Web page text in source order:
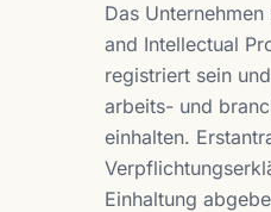
Das
and Intellectual
registriert sein
arbeits- und
einhalten.
Einhaltung